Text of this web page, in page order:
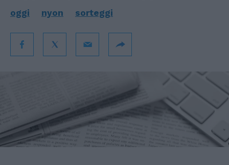
oggi nyon sorteggi